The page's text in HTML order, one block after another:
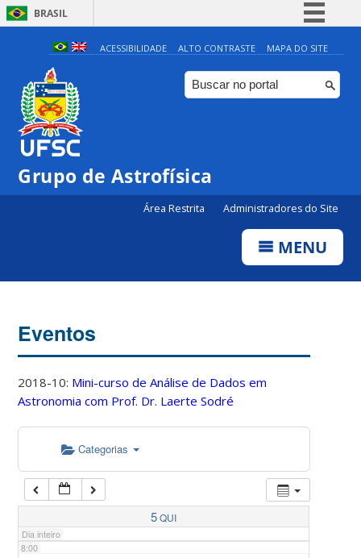
BRASIL
Simplifique!
Comunica BR
Participe
ACESSIBILIDADE ALTO CONTRASTE MAPA DO SITE
Grupo de Astrofísica
Área Restrita Administradores do Site
MENU
Eventos
2018-10: Mini-curso de Análise de Dados em
Astronomia com Prof. Dr. Laerte Sodré
Categorias
5QUI
Dia inteiro
4:00
5:00
7:00
8:00